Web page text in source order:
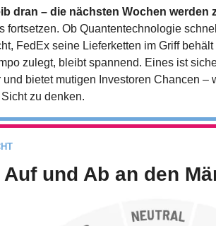
dran – die nächsten Wochen werden
fortsetzen. Ob Quantentechnologie
FedEx seine Lieferketten im Griff
zulegt, bleibt spannend. Eines ist
und bietet mutigen Investoren Chancen –
zu denken.
und Ab an den